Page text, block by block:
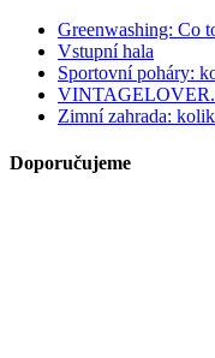
Greenwashing: Co
Vstupní hala
Sportovní poháry:
Zimní zahrada:
Doporučujeme